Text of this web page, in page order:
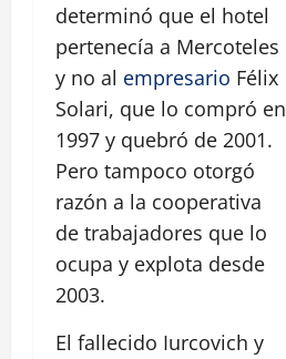
determinó que el hotel
pertenecía a Mercoteles
y no al empresario Félix
Solari, que lo compró en
1997 y quebró de 2001.
Pero tampoco otorgó
razón a la cooperativa
de trabajadores que lo
ocupa y explota desde
2003.
El fallecido Iurcovich y